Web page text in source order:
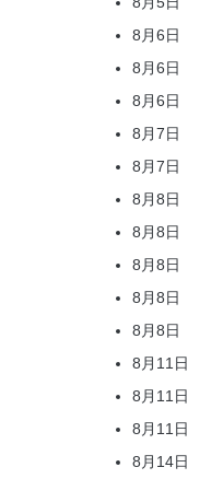
8月6日
8月6日
8月6日
8月7日
8月7日
8月8日
8月8日
8月8日
8月8日
8月8日
8月11日
8月11日
8月11日
8月14日